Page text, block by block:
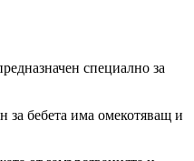
специално за
бебета има омекотяващ и